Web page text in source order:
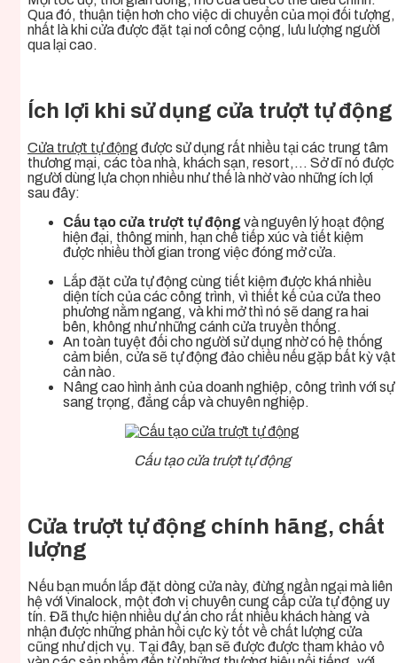
Qua đó, thuận tiện hơn cho việc di chuyển của mọi đối tượng,
nhất là khi cửa được đặt tại nơi công cộng, lưu lượng người
qua lại cao.
Ích lợi khi sử dụng cửa trượt tự động
Cửa trượt tự động được sử dụng rất nhiều tại các trung tâm
thương mại, các tòa nhà, khách sạn, resort,… Sở dĩ nó được
người dùng lựa chọn nhiều như thế là nhờ vào những ích lợi
sau đây:
Cấu tạo cửa trượt tự động và nguyên lý hoạt động
hiện đại, thông minh, hạn chế tiếp xúc và tiết kiệm
được nhiều thời gian trong việc đóng mở cửa.
Lắp đặt cửa tự động cùng tiết kiệm được khá nhiều
diện tích của các công trình, vì thiết kế của cửa theo
phương nằm ngang, và khi mở thì nó sẽ dang ra hai
bên, không như những cánh cửa truyền thống.
An toàn tuyệt đối cho người sử dụng nhờ có hệ thống
cảm biến, cửa sẽ tự động đảo chiều nếu gặp bất kỳ vật
cản nào.
Nâng cao hình ảnh của doanh nghiệp, công trình với sự
sang trọng, đẳng cấp và chuyên nghiệp.
Cấu tạo cửa trượt tự động
Cửa trượt tự động chính hãng, chất
lượng
Nếu bạn muốn lắp đặt dòng cửa này, đừng ngần ngại mà liên
hệ với Vinalock, một đơn vị chuyên cung cấp cửa tự động uy
tín. Đã thực hiện nhiều dự án cho rất nhiều khách hàng và
nhận được những phản hồi cực kỳ tốt về chất lượng cửa
cũng như dịch vụ. Tại đây, bạn sẽ được được tham khảo vô